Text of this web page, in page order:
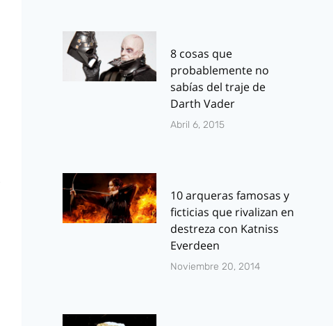
8 cosas que
probablemente no
sabías del traje de
Darth Vader
Abril 6, 2015
10 arqueras famosas y
ficticias que rivalizan en
destreza con Katniss
Everdeen
Noviembre 20, 2014